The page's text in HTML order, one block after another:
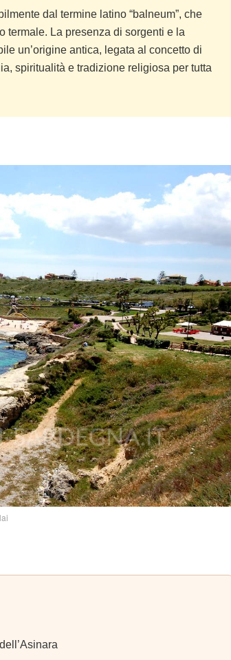
dal termine latino “balneum”, che
termale. La presenza di sorgenti e la
un’origine antica, legata al concetto di
spiritualità e tradizione religiosa per tutta